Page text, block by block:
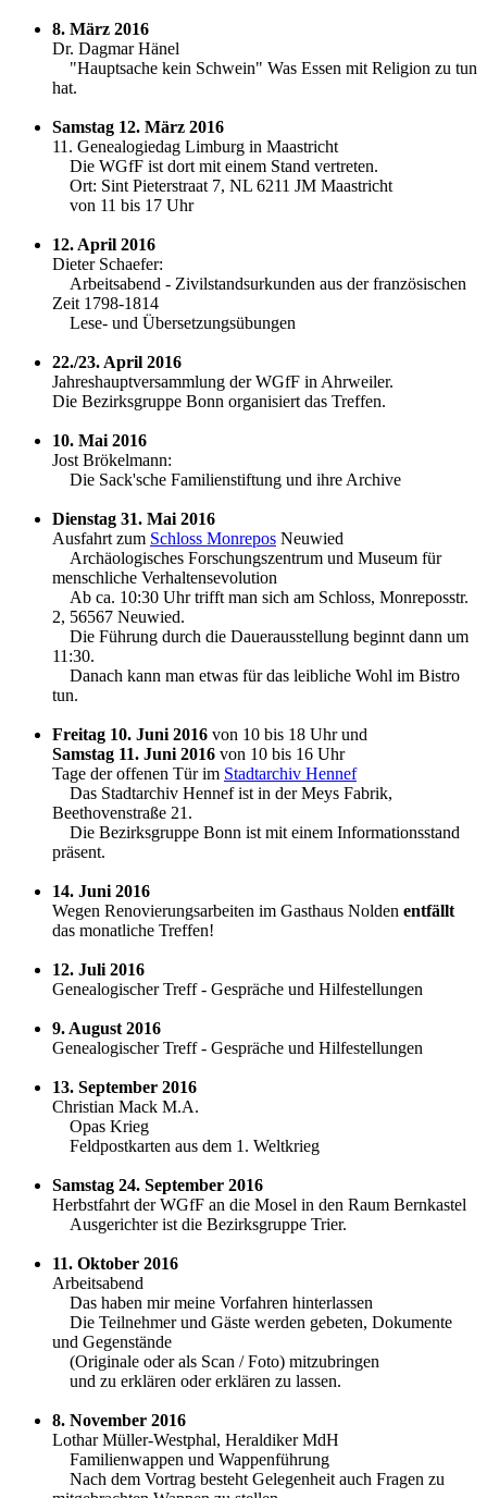
8. März 2016
Dr. Dagmar Hänel
"Hauptsache kein Schwein" Was Essen mit Religion zu tun
hat.
Samstag 12. März 2016
11. Genealogiedag Limburg in Maastricht
Die WGfF ist dort mit einem Stand vertreten.
Ort: Sint Pieterstraat 7, NL 6211 JM Maastricht
von 11 bis 17 Uhr
12. April 2016
Dieter Schaefer:
Arbeitsabend - Zivilstandsurkunden aus der französischen
Zeit 1798-1814
Lese- und Übersetzungsübungen
22./23. April 2016
Jahreshauptversammlung der WGfF in Ahrweiler.
Die Bezirksgruppe Bonn organisiert das Treffen.
10. Mai 2016
Jost Brökelmann:
Die Sack'sche Familienstiftung und ihre Archive
Dienstag 31. Mai 2016
Ausfahrt zum Schloss Monrepos Neuwied
Archäologisches Forschungszentrum und Museum für
menschliche Verhaltensevolution
Ab ca. 10:30 Uhr trifft man sich am Schloss, Monreposstr.
2, 56567 Neuwied.
Die Führung durch die Dauerausstellung beginnt dann um
11:30.
Danach kann man etwas für das leibliche Wohl im Bistro
tun.
Freitag 10. Juni 2016 von 10 bis 18 Uhr und
Samstag 11. Juni 2016 von 10 bis 16 Uhr
Tage der offenen Tür im Stadtarchiv Hennef
Das Stadtarchiv Hennef ist in der Meys Fabrik,
Beethovenstraße 21.
Die Bezirksgruppe Bonn ist mit einem Informationsstand
präsent.
14. Juni 2016
Wegen Renovierungsarbeiten im Gasthaus Nolden entfällt
das monatliche Treffen!
12. Juli 2016
Genealogischer Treff - Gespräche und Hilfestellungen
9. August 2016
Genealogischer Treff - Gespräche und Hilfestellungen
13. September 2016
Christian Mack M.A.
Opas Krieg
Feldpostkarten aus dem 1. Weltkrieg
Samstag 24. September 2016
Herbstfahrt der WGfF an die Mosel in den Raum Bernkastel
Ausgerichter ist die Bezirksgruppe Trier.
11. Oktober 2016
Arbeitsabend
Das haben mir meine Vorfahren hinterlassen
Die Teilnehmer und Gäste werden gebeten, Dokumente
und Gegenstände
(Originale oder als Scan / Foto) mitzubringen
und zu erklären oder erklären zu lassen.
8. November 2016
Lothar Müller-Westphal, Heraldiker MdH
Familienwappen und Wappenführung
Nach dem Vortrag besteht Gelegenheit auch Fragen zu